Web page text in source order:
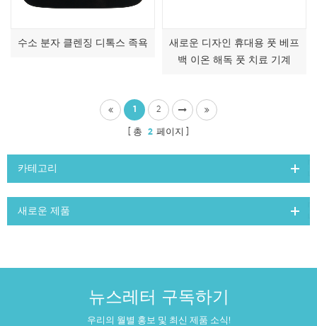
수소 분자 클렌징 디톡스 족욕
새로운 디자인 휴대용 풋 베프
백 이온 해독 풋 치료 기계
1 2
총 2 페이지
카테고리
새로운 제품
뉴스레터 구독하기
우리의 월별 홍보 및 최신 제품 소식!